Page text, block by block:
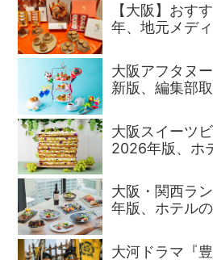
【大阪】おす
年、地元メデ
大阪アフタヌ
新版、編集部
大阪スイーツ
2026年版、ホ
大阪・関西ラ
年版、ホテル
大河ドラマ『